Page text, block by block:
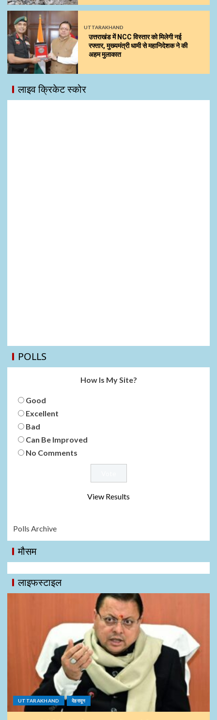
UTTARAKHAND
उत्तराखंड में NCC विस्तार को मिलेगी नई
रफ्तार, मुख्यमंत्री धामी से महानिदेशक ने की
अहम मुलाकात
लाइव क्रिकेट स्कोर
POLLS
How Is My Site?
Good
Excellent
Bad
Can Be Improved
No Comments
View Results
Polls Archive
मौसम
लाइफस्टाइल
UTTARAKHAND देहरादून